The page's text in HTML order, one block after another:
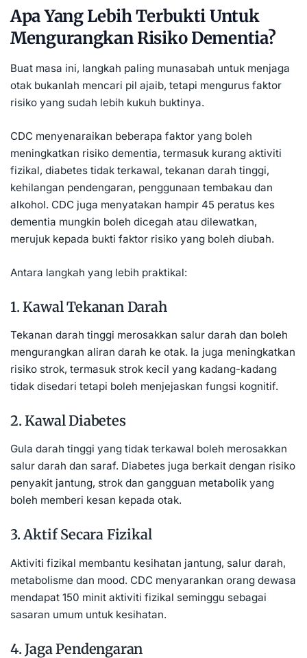
Apa Yang Lebih Terbukti Untuk
Mengurangkan Risiko Dementia?
Buat masa ini, langkah paling munasabah untuk menjaga
otak bukanlah mencari pil ajaib, tetapi mengurus faktor
risiko yang sudah lebih kukuh buktinya.
CDC menyenaraikan beberapa faktor yang boleh
meningkatkan risiko dementia, termasuk kurang aktiviti
fizikal, diabetes tidak terkawal, tekanan darah tinggi,
kehilangan pendengaran, penggunaan tembakau dan
alkohol. CDC juga menyatakan hampir 45 peratus kes
dementia mungkin boleh dicegah atau dilewatkan,
merujuk kepada bukti faktor risiko yang boleh diubah.
Antara langkah yang lebih praktikal:
1. Kawal Tekanan Darah
Tekanan darah tinggi merosakkan salur darah dan boleh
mengurangkan aliran darah ke otak. Ia juga meningkatkan
risiko strok, termasuk strok kecil yang kadang-kadang
tidak disedari tetapi boleh menjejaskan fungsi kognitif.
2. Kawal Diabetes
Gula darah tinggi yang tidak terkawal boleh merosakkan
salur darah dan saraf. Diabetes juga berkait dengan risiko
penyakit jantung, strok dan gangguan metabolik yang
boleh memberi kesan kepada otak.
3. Aktif Secara Fizikal
Aktiviti fizikal membantu kesihatan jantung, salur darah,
metabolisme dan mood. CDC menyarankan orang dewasa
mendapat 150 minit aktiviti fizikal seminggu sebagai
sasaran umum untuk kesihatan.
4. Jaga Pendengaran